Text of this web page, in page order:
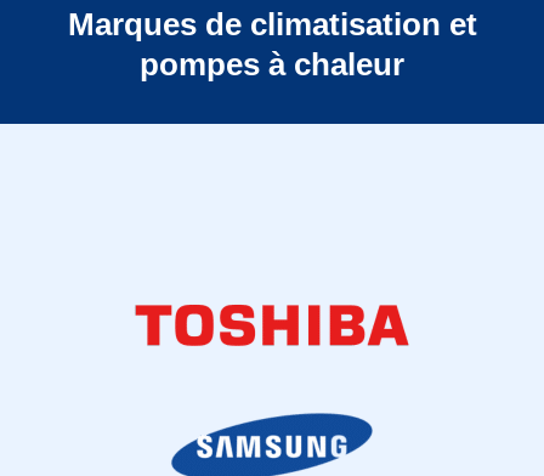
Marques de climatisation et
pompes à chaleur